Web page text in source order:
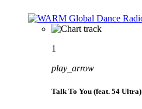
1
play_arrow
Talk To You (feat. 54 Ultra)